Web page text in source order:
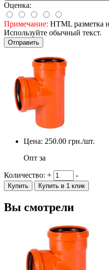
Оценка:
Примечание: HTML разметка
Используйте обычный текст.
Отправить
Цена: 250.00 грн./шт.
Опт за
Количество: + -
Купить Купить в 1 клик
Вы смотрели